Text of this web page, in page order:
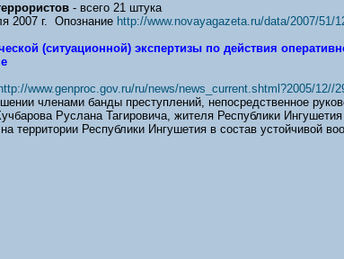
- всего 21 штука
2007 г. Опознание http://www.novayagazeta.ru/data/2007/51/
(ситуационной) экспертизы по действия
http://www.genproc.gov.ru/ru/news/news_current.shtml?2005/12//
членами банды преступлений, непосредственное
Руслана Тагировича, жителя Республики
территории Республики Ингушетия в состав устойчивой